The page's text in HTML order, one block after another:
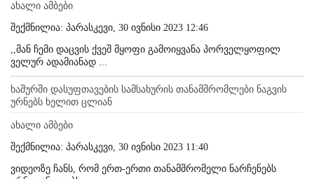
ახალი ამბები
შექმნილია: პარასკევი, 30 ივნისი 2023 12:46
,,მან ჩემი დაცვის ქვეშ მყოფი გამოიყვანა პორველყოფილ
ველურ ადამიანად ...
ხაშურში დასუფთავების სამსახურის თანამშრომლები ნაგვის
ურნებს ხელით ცლიან
ახალი ამბები
შექმნილია: პარასკევი, 30 ივნისი 2023 11:40
ვიდეოზე ჩანს, რომ ერთ-ერთი თანამშრომელი ნარჩენებს